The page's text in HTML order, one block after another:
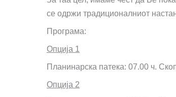
се одржи традиционалниот
Програма:
Опција 1
Планинарска патека: 07.00 ч.
Опција 2